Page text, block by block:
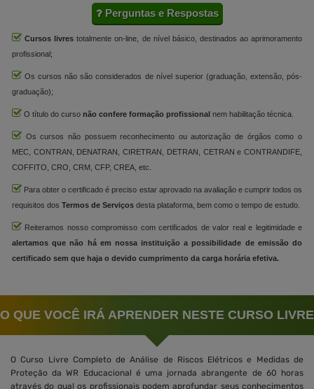
Perguntas e Respostas
Cursos livres totalmente on-line, de nível básico, destinados ao aprimoramento
profissional;
Os cursos não são considerados de nível superior (graduação, extensão, pós-
graduação);
O título do curso não confere formação profissional nem habilitação técnica.
Os cursos não possuem reconhecimento ou autorização de órgãos como o
MEC, CONTRAN, DENATRAN, CIRETRAN, DETRAN, CETRAN e CONTRANDIFE,
COFFITO, CRO, CRM, CFP, CREA, etc.
Para obter o certificado é preciso estar aprovado na avaliação e cumprir todos os
requisitos dos Termos de Serviços desta plataforma, bem como o tempo de estudo.
Reiteramos nosso compromisso com certificados de valor real e legitimidade e
alertamos que não há em nossa instituição a possibilidade de emissão do
certificado sem que haja o devido cumprimento da carga horária efetiva.
O QUE VOCÊ IRÁ APRENDER NESTE CURSO LIVRE
O Curso Livre Completo de Análise de Riscos Elétricos e Medidas de
Proteção da WR Educacional é uma jornada abrangente de 60 horas
através do qual os profissionais podem aprofundar seus conhecimentos